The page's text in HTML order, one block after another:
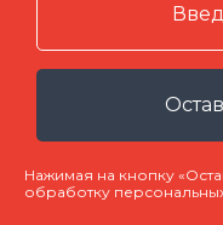
Нажимая на кнопку
обработку